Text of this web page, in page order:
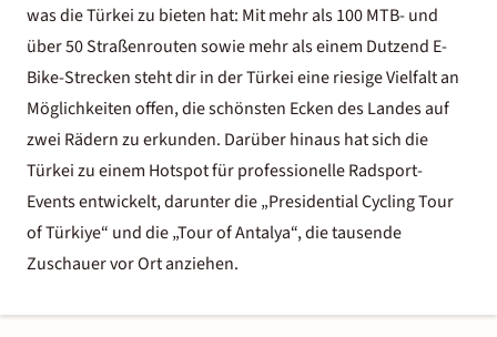
was die Türkei zu bieten hat: Mit mehr als 100 MTB- und
über 50 Straßenrouten sowie mehr als einem Dutzend E-
Bike-Strecken steht dir in der Türkei eine riesige Vielfalt an
Möglichkeiten offen, die schönsten Ecken des Landes auf
zwei Rädern zu erkunden. Darüber hinaus hat sich die
Türkei zu einem Hotspot für professionelle Radsport-
Events entwickelt, darunter die „Presidential Cycling Tour
of Türkiye“ und die „Tour of Antalya“, die tausende
Zuschauer vor Ort anziehen.